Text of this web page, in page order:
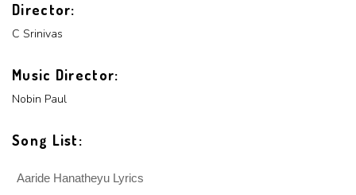
Director:
C Srinivas
Music Director:
Nobin Paul
Song List:
Aaride Hanatheyu Lyrics